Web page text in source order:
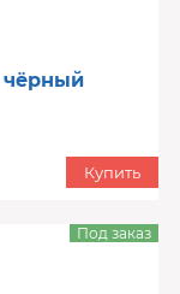
чёрный
Купить
Под заказ